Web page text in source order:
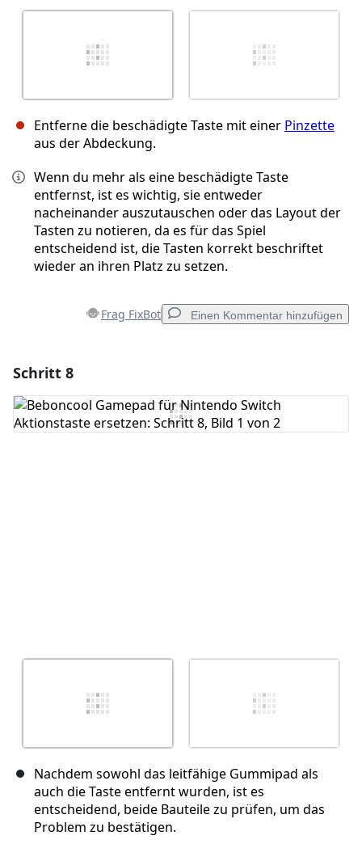
Entferne die beschädigte Taste mit einer Pinzette
aus der Abdeckung.
Wenn du mehr als eine beschädigte Taste
entfernst, ist es wichtig, sie entweder
nacheinander auszutauschen oder das Layout der
Tasten zu notieren, da es für das Spiel
entscheidend ist, die Tasten korrekt beschriftet
wieder an ihren Platz zu setzen.
Frag FixBot Einen Kommentar hinzufügen
Kommentar hinzufügen
Schritt 8
Nachdem sowohl das leitfähige Gummipad als
auch die Taste entfernt wurden, ist es
entscheidend, beide Bauteile zu prüfen, um das
Problem zu bestätigen.